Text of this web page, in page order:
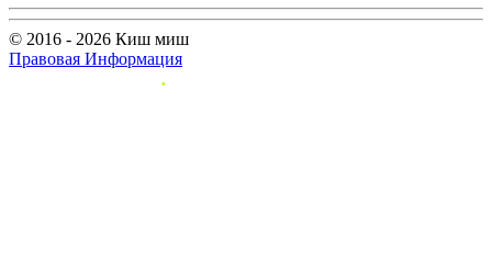
© 2016 - 2026 Киш миш
Правовая Информация